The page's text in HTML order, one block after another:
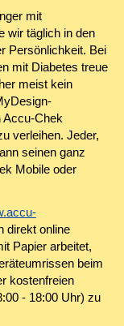
mit
wir täglich in den
Persönlichkeit. Bei
mit Diabetes treue
meist kein
Accu-Chek
verleihen. Jeder,
seinen ganz
Mobile oder
direkt online
Papier arbeitet,
beim
kostenfreien
- 18:00 Uhr) zu